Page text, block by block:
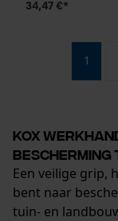
34,47 €*
1
KOX
bescherming
Een veilige grip,
bent naar
tuin- en